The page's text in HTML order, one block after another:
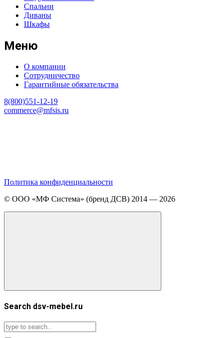
Спальни
Диваны
Шкафы
Меню
О компании
Сотрудничество
Гарантийные обязательства
8(800)551-12-19
commerce@mfsis.ru
Политика конфиденциальности
© ООО «МФ Система» (бренд ДСВ) 2014 — 2026
Search dsv-mebel.ru